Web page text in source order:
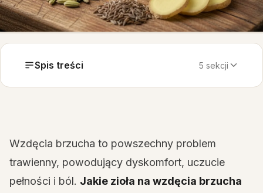
Spis treści 5 sekcji
Wzdęcia brzucha to powszechny problem
trawienny, powodujący dyskomfort, uczucie
pełności i ból. Jakie zioła na wzdęcia brzucha